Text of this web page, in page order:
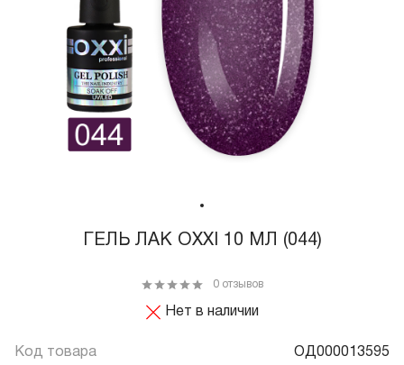
ГЕЛЬ ЛАК OXXI 10 МЛ (044)
Нет в наличии
0 отзывов
Код товара ОД000013595